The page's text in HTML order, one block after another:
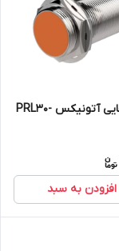
سنسور القایی آتونیکس PRL30-
افزودن به سبد